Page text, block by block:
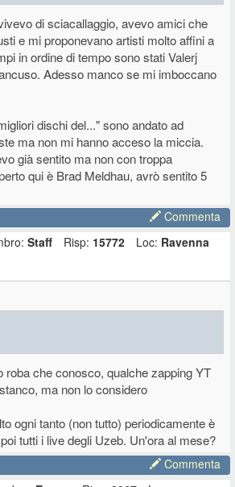
di sciacallaggio, avevo amici che
e mi proponevano artisti molto affini a
in ordine di tempo sono stati Valerj
Adesso manco se mi imboccano
dischi del..." sono andato ad
ma non mi hanno acceso la miccia.
già sentito ma non con troppa
qui è Brad Meldhau, avrò sentito 5
Commenta
Staff Risp: 15772 Loc: Ravenna
roba che conosco, qualche zapping YT
ma non lo considero
ogni tanto (non tutto) periodicamente è
tutti i live degli Uzeb. Un'ora al mese?
Commenta